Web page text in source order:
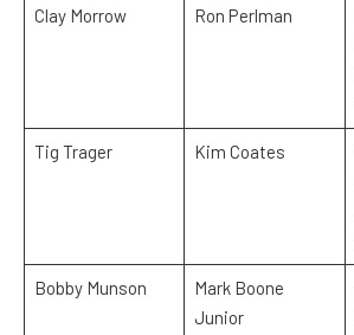
Clay Morrow Ron Perlman
Tig Trager Kim Coates
Bobby Munson
Mark Boone
Junior